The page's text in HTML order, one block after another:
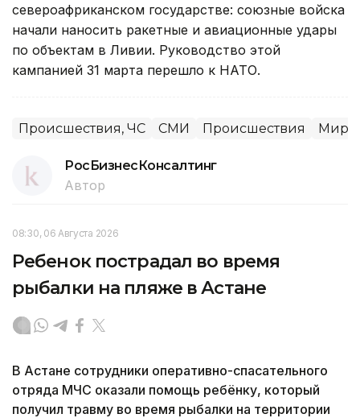
североафриканском государстве: союзные войска
начали наносить ракетные и авиационные удары
по объектам в Ливии. Руководство этой
кампанией 31 марта перешло к НАТО.
Происшествия, ЧС СМИ Происшествия
РосБизнесКонсалтинг
Автор
08:30, 06 Августа 2026
Ребенок пострадал во время
рыбалки на пляже в Астане
В Астане сотрудники оперативно-спасательного
отряда МЧС оказали помощь ребёнку, который
получил травму во время рыбалки на территории